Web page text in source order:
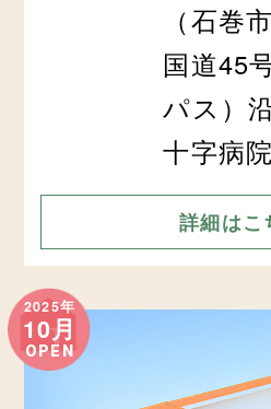
（石巻
国道45
パス）
十字病
詳細はこ
2025年
10月
OPEN